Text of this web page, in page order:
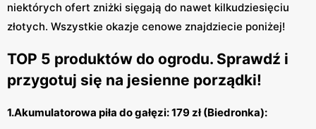
niektórych ofert zniżki sięgają do nawet kilkudziesięciu
złotych. Wszystkie okazje cenowe znajdziecie poniżej!
TOP 5 produktów do ogrodu. Sprawdź i
przygotuj się na jesienne porządki!
1.Akumulatorowa piła do gałęzi: 179 zł (Biedronka):